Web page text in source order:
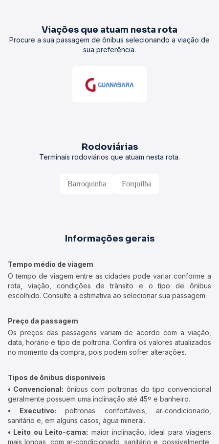
Viações que atuam nesta rota
Procure a sua passagem de ônibus selecionando a viação de
sua preferência.
Rodoviárias
Terminais rodoviários que atuam nesta rota.
Barroquinha Forquilha
Informações gerais
Tempo médio de viagem
O tempo de viagem entre as cidades pode variar conforme a
rota, viação, condições de trânsito e o tipo de ônibus
escolhido. Consulte a estimativa ao selecionar sua passagem.
Preço da passagem
Os preços das passagens variam de acordo com a viação,
data, horário e tipo de poltrona. Confira os valores atualizados
no momento da compra, pois podem sofrer alterações.
Tipos de ônibus disponíveis
• Convencional: ônibus com poltronas do tipo convencional
geralmente possuem uma inclinação até 45º e banheiro.
• Executivo: poltronas confortáveis, ar-condicionado,
sanitário e, em alguns casos, água mineral.
• Leito ou Leito-cama: maior inclinação, ideal para viagens
mais longas, com ar-condicionado, sanitário e, possivelmente,